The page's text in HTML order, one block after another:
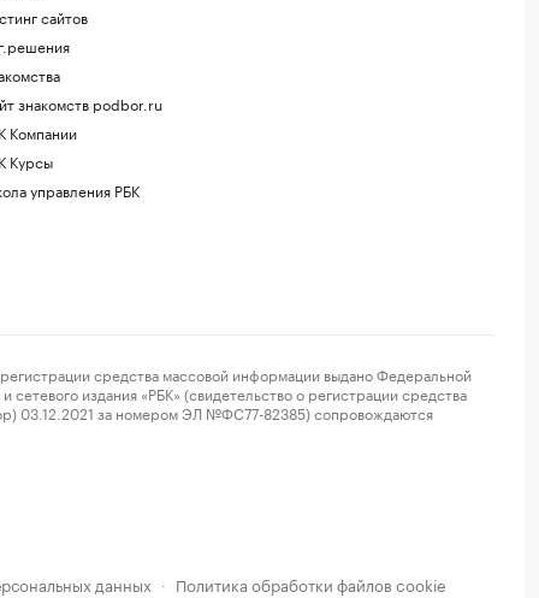
сайтов
знакомств podbor.ru
Компании
Курсы
управления РБК
средства массовой информации выдано Федеральной
издания «РБК» (свидетельство о регистрации средства
03.12.2021 за номером ЭЛ №ФС77-82385) сопровождаются
данных · Политика обработки файлов cookie